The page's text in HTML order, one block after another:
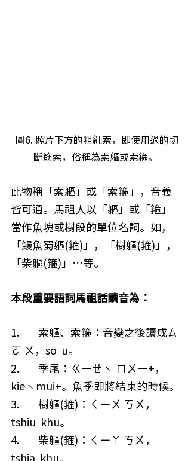
斷筋索，俗稱為索軀或索箍。
此物稱「索軀」或「索箍」，音義
皆可通。馬祖人以「軀」或「箍」
當作魚塊或樹段的單位名詞。如，
「鰻魚蜀軀(箍)」，「樹軀(箍)」，
「柴軀(箍)」…等。
本段重要語詞馬祖話讀音為：
1.        索軀、索箍：音變之後讀成ㄙ
ㄛ ㄨ，so  u。
2.        季尾：ㄍㄧㄝˋ ㄇㄨㄧ+，
kieˋmui+。魚季即將結束的時候。
3.        樹軀(箍)：ㄑㄧㄨ ㄎㄨ，
tshiu  khu。
4.        柴軀(箍)：ㄑㄧㄚ ㄎㄨ，
tshia  khu。